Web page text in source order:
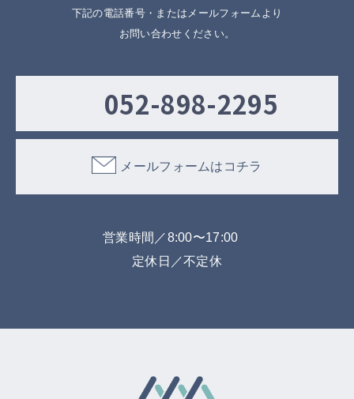
下記の電話番号・またはメールフォームより
お問い合わせください。
052-898-2295
メールフォームはコチラ
営業時間／8:00〜17:00
定休日／不定休